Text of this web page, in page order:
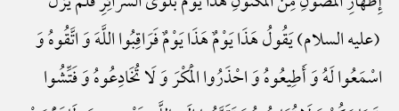
(علیه السلام) یَقُولُ هَذَا یَوْمٌ هَذَا یَوْمٌ فَرَاقِبُوا اللَّهَ وَ اتَّقُوهُ وَ
اسْمَعُوا لَهُ وَ أَطِیعُوهُ وَ احْذَرُوا الْمَکْرَ وَ لَا تُخَادِعُوهُ وَ فَتِّشُوا